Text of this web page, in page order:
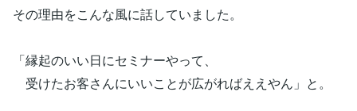
その理由をこんな風に話していました。
「縁起のいい日にセミナーやって、
受けたお客さんにいいことが広がればええやん」と。